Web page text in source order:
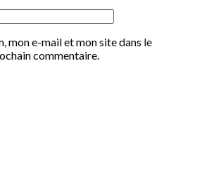
mon e-mail et mon site dans le
commentaire.